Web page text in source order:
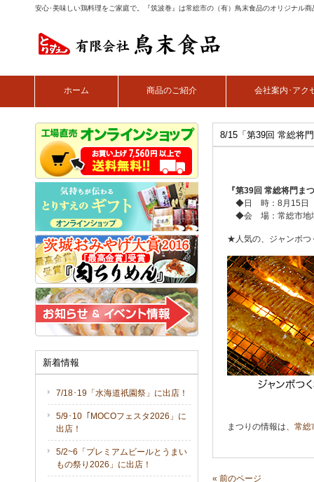
安心･美味しい鶏料理をご家庭で。『筑波巻』は常総市の（有）鳥末食品のオリジナル商
ホーム 商品のご紹介 会社案内･アク
8/15「第39回 常総将
『第39回 常総将門ま
◆日 時：8月15日
◆会 場：常総市地
★人気の、ジャンボつ
まつりの情報は、 常総
« 前のページ
新着情報
7/18･19「水海道祇園祭」に出店！
5/9･10「MOCOフェスタ2026」に
出店！
5/2~6「プレミアムビールとうまい
もの祭り2026」に出店！